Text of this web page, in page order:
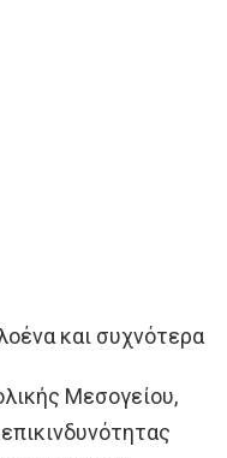
και συχνότερα
Μεσογείου,